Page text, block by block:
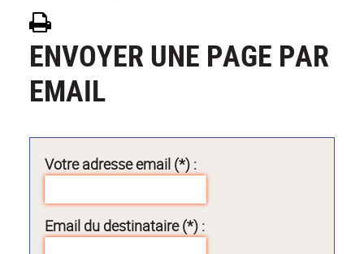
ENVOYER UNE PAGE PAR
EMAIL
Votre adresse email (*) :
Email du destinataire (*) :